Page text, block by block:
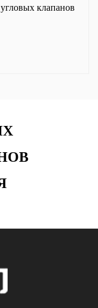
промышленные